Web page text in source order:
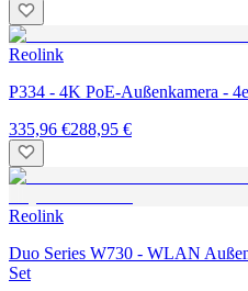
Reolink
P334 - 4K PoE-Außenkamera -
335,96 €288,95 €
Reolink
Duo Series W730 - WLAN
Set